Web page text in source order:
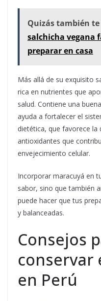
Quizás también
salchicha vegana
preparar en casa
Más allá de su exquisito
rica en nutrientes que
salud. Contiene una
ayuda a fortalecer el
dietética, que favorece la
antioxidantes que
envejecimiento celular.
Incorporar maracuyá en
sabor, sino que también
puede hacer que tus
y balanceadas.
Consejos
conservar
en Perú